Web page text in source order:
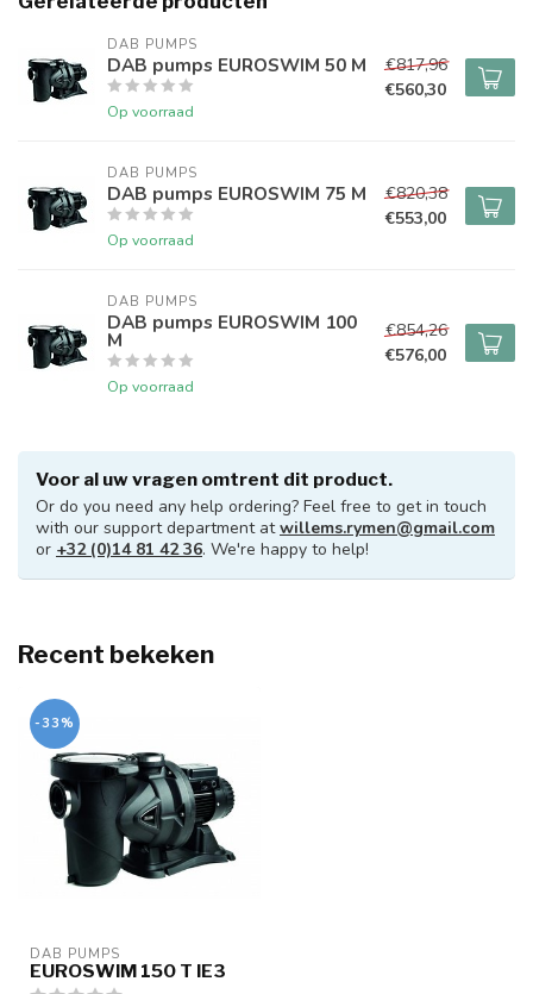
DAB PUMPS
DAB pumps EUROSWIM 50 M
Op voorraad
€817,96
€560,30
DAB PUMPS
DAB pumps EUROSWIM 75 M
Op voorraad
€820,38
€553,00
DAB PUMPS
DAB pumps EUROSWIM 100
M
Op voorraad
€854,26
€576,00
Voor al uw vragen omtrent dit product.
Or do you need any help ordering? Feel free to get in touch
with our support department atwillems.rymen@gmail.com
or +32 (0)14 81 42 36. We're happy to help!
Recent bekeken
-33%
DAB PUMPS
EUROSWIM 150 T IE3